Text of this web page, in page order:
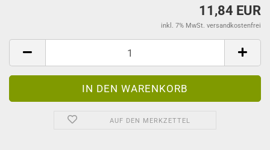
11,84 EUR
inkl. 7% MwSt. versandkostenfrei
AUF DEN MERKZETTEL